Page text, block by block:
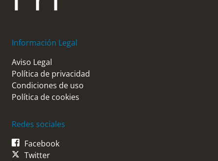
Información Legal
Aviso Legal
Política de privacidad
Condiciones de uso
Política de cookies
Redes sociales
Facebook
Twitter